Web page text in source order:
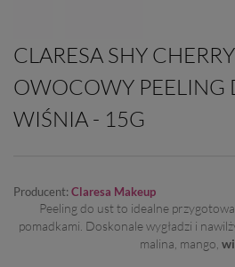
CLARESA SHY
OWOCOWY PEELING
WIŚNIA - 15G
Producent: Claresa Makeup
Peeling do ust to idealne
pomadkami. Doskonale wygładzi i
malina, mango,